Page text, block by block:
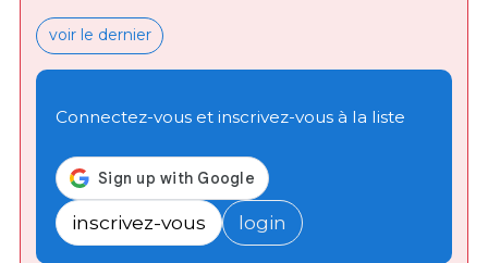
voir le dernier
Connectez-vous et inscrivez-vous à la liste
inscrivez-vous login